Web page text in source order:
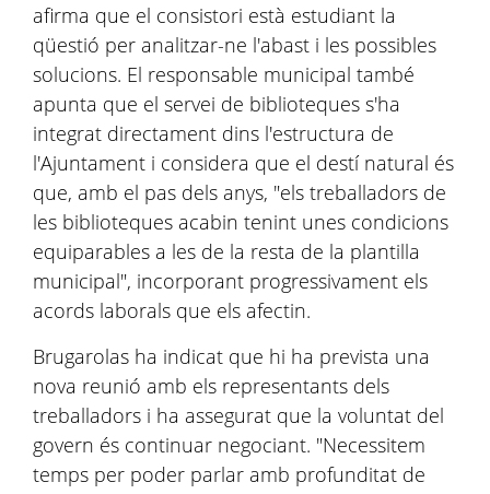
afirma que el consistori està estudiant la
qüestió per analitzar-ne l'abast i les possibles
solucions. El responsable municipal també
apunta que el servei de biblioteques s'ha
integrat directament dins l'estructura de
l'Ajuntament i considera que el destí natural és
que, amb el pas dels anys, "els treballadors de
les biblioteques acabin tenint unes condicions
equiparables a les de la resta de la plantilla
municipal", incorporant progressivament els
acords laborals que els afectin.
Brugarolas ha indicat que hi ha prevista una
nova reunió amb els representants dels
treballadors i ha assegurat que la voluntat del
govern és continuar negociant. "Necessitem
temps per poder parlar amb profunditat de